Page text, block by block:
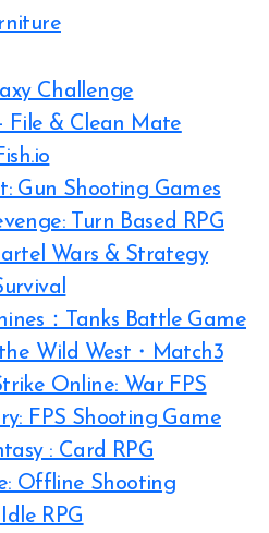
Challenge
File & Clean Mate
Gun Shooting Games
Turn Based RPG
Wars & Strategy
：Tanks Battle Game
Wild West・Match3
Online: War FPS
FPS Shooting Game
: Card RPG
Offline Shooting
RPG